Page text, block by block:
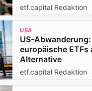
etf.capital Redaktion
USA
US-
europäische ETFs
Alternative
etf.capital Redaktion